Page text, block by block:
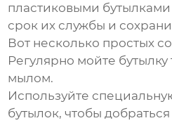
пластиковыми бутылками
срок их службы и
Вот несколько простых
Регулярно мойте
мылом.
Используйте
бутылок, чтобы